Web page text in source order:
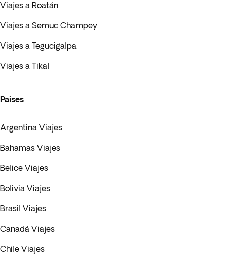
Viajes a Roatán
Viajes a Semuc Champey
Viajes a Tegucigalpa
Viajes a Tikal
Paises
Argentina Viajes
Bahamas Viajes
Belice Viajes
Bolivia Viajes
Brasil Viajes
Canadá Viajes
Chile Viajes